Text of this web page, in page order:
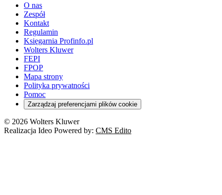
O nas
Zespół
Kontakt
Regulamin
Księgarnia Profinfo.pl
Wolters Kluwer
FEPI
FPOP
Mapa strony
Polityka prywatności
Pomoc
Zarządzaj preferencjami plików cookie
© 2026 Wolters Kluwer
Realizacja Ideo Powered by: CMS Edito